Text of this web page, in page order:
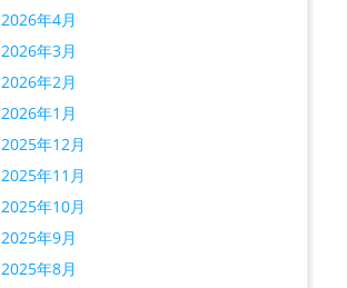
2026年4月
2026年3月
2026年2月
2026年1月
2025年12月
2025年11月
2025年10月
2025年9月
2025年8月